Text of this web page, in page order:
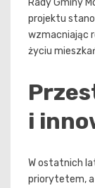
Rady Gminy
projektu
wzmacniając
życiu
i
W ostatnich
priorytetem,